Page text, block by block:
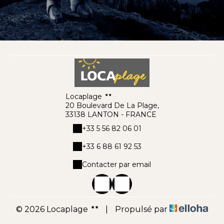
Locaplage
20 Boulevard De La Plage,
33138 LANTON - FRANCE
+33 5 56 82 06 01
+33 6 88 61 92 53
Contacter par email
© 2026 Locaplage Propulsé par